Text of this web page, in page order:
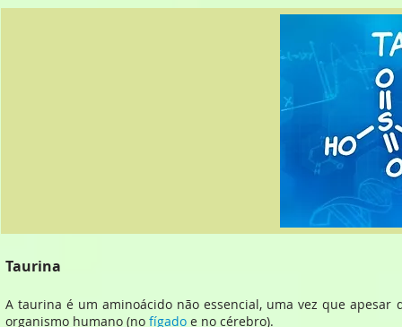
Taurina
A taurina é um aminoácido não essencial, uma vez que
organismo humano (no fígado e no cérebro).